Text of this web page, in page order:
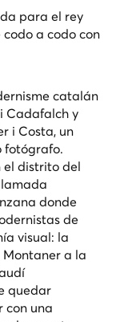
para el rey
a codo con
catalán
Cadafalch y
i Costa, un
fotógrafo.
el distrito del
donde
de
visual: la
Montaner a la
quedar
con una